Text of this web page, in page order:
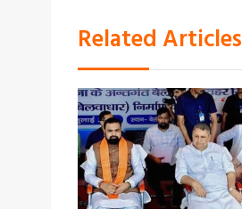
Related Articles